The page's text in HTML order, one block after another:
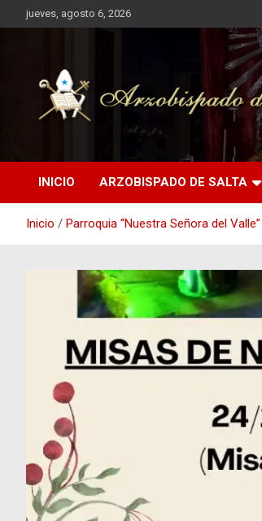
Saltar
al
jueves, agosto 6, 2026
Arzobispado de
INICIO ARZOBISPADO DE SALTA
Inicio Parroquia “Nuestra Señora del